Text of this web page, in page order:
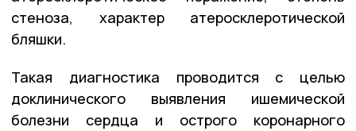
стеноза, характер атеросклеротической
бляшки.
Такая диагностика проводится с целью
доклинического выявления ишемической
болезни сердца и острого коронарного